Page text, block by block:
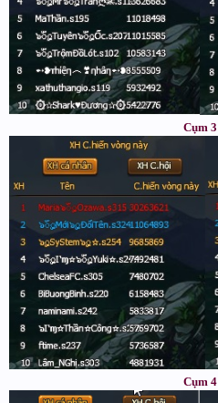
Cụm 3
Cụm 4